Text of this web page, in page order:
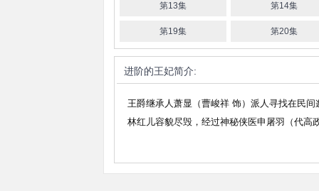
第13集 第14集
第19集 第20集
进阶的王妃简介:
王爵继承人萧显（曹峻祥 饰）派人寻找在民
林红儿容貌尽毁，经过神秘侠医申屠羽（代高